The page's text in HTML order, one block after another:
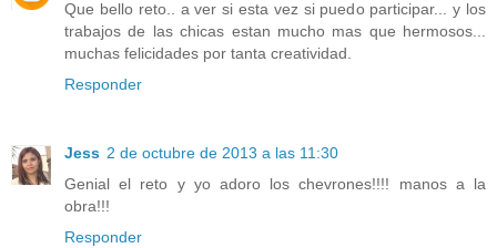
Que bello reto.. a ver si esta vez si puedo participar... y los
trabajos de las chicas estan mucho mas que hermosos...
muchas felicidades por tanta creatividad.
Responder
Jess 2 de octubre de 2013 a las 11:30
Genial el reto y yo adoro los chevrones!!!! manos a la
obra!!!
Responder